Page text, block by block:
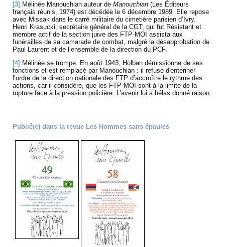
[3] Mélinée Manouchian auteur deManouchian (Les Éditeurs
français réunis, 1974) est décédée le 6 décembre 1989. Elle repose
avec Missak dans le carré militaire du cimetière parisien d’Ivry.
Henri Krasucki, secrétaire général de la CGT, qui fut Résistant et
membre actif de la section juive des FTP-MOI assista aux
funérailles de sa camarade de combat, malgré la désapprobation de
Paul Laurent et de l’ensemble de la direction du PCF.
[4] Mélinée se trompe. En août 1943, Holban démissionne de ses
fonctions et est remplacé par Manouchian : il refuse d'entériner
l’ordre de la direction nationale des FTP d’accroître le rythme des
actions, car il considère, que les FTP-MOI sont à la limite de la
rupture face à la pression policière. L’avenir lui a hélas donné raison.
Publié(e) dans la revue Les Hommes sans épaules